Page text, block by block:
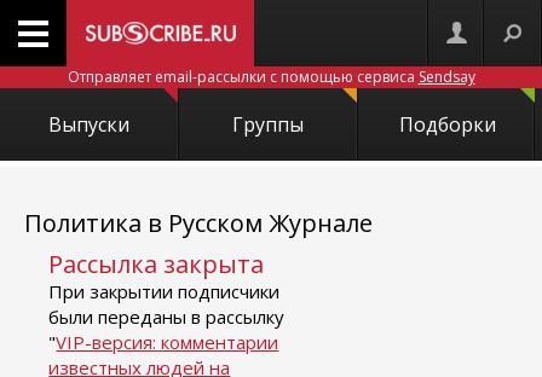
Отправляет email-рассылки с помощью сервиса Sendsay
Выпуски Группы Подборки
Политика в Русском Журнале
Рассылка закрыта
При закрытии подписчики
были переданы в рассылку
"VIP-версия: комментарии
известных людей на